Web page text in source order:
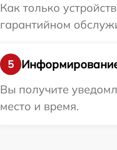
Как только
гарантийном
5
Вы получите
место и время.